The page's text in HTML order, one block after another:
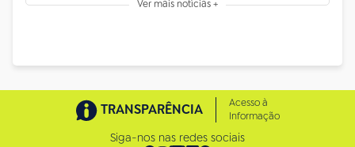
Ver mais notícias +
TRANSPARÊNCIA
Acesso à
Informação
Siga-nos nas redes sociais